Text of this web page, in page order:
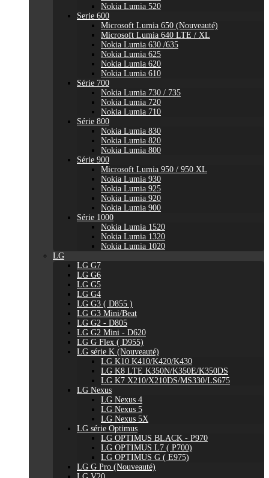
Nokia Lumia 520
Serie 600
Microsoft Lumia 650 (Nouveauté)
Microsoft Lumia 640 LTE / XL
Nokia Lumia 630 /635
Nokia Lumia 625
Nokia Lumia 620
Nokia Lumia 610
Série 700
Nokia Lumia 730 / 735
Nokia Lumia 720
Nokia Lumia 710
Série 800
Nokia Lumia 830
Nokia Lumia 820
Nokia Lumia 800
Série 900
Microsoft Lumia 950 / 950 XL
Nokia Lumia 930
Nokia Lumia 925
Nokia Lumia 920
Nokia Lumia 900
Série 1000
Nokia Lumia 1520
Nokia Lumia 1320
Nokia Lumia 1020
LG
LG G7
LG G6
LG G5
LG G4
LG G3 ( D855 )
LG G3 Mini/Beat
LG G2 - D805
LG G2 Mini - D620
LG G Flex ( D955)
LG série K (Nouveauté)
LG K10 K410/K420/K430
LG K8 LTE K350N/K350E/K350DS
LG K7 X210/X210DS/MS330/LS675
LG Nexus
LG Nexus 4
LG Nexus 5
LG Nexus 5X
LG série Optimus
LG OPTIMUS BLACK - P970
LG OPTIMUS L7 ( P700)
LG OPTIMUS G ( E975)
LG G Pro (Nouveauté)